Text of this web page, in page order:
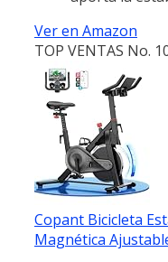
Ver en Amazon
TOP VENTAS No.
Copant Bicicleta
Magnética